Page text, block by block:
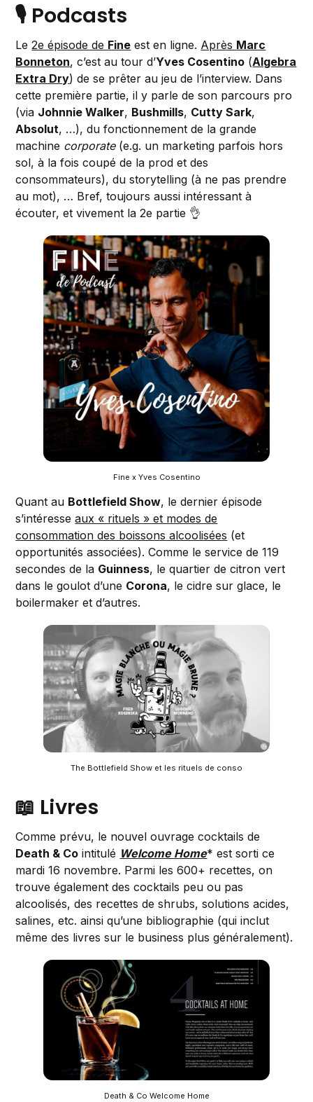
🎙️ Podcasts
Le2e épisode de Fine est en ligne. Après Marc
Bonneton, c’est au tour d’Yves Cosentino (Algebra
Extra Dry) de se prêter au jeu de l’interview. Dans
cette première partie, il y parle de son parcours pro
(via Johnnie Walker, Bushmills, Cutty Sark,
Absolut, …), du fonctionnement de la grande
machine corporate (e.g. un marketing parfois hors
sol, à la fois coupé de la prod et des
consommateurs), du storytelling (à ne pas prendre
au mot), … Bref, toujours aussi intéressant à
écouter, et vivement la 2e partie 👌
Fine x Yves Cosentino
Quant au Bottlefield Show, le dernier épisode
s’intéresseaux « rituels » et modes de
consommation des boissons alcoolisées (et
opportunités associées). Comme le service de 119
secondes de la Guinness, le quartier de citron vert
dans le goulot d’une Corona, le cidre sur glace, le
boilermaker et d’autres.
The Bottlefield Show et les rituels de conso
📖 Livres
Comme prévu, le nouvel ouvrage cocktails de
Death & Co intitulé Welcome Home* est sorti ce
mardi 16 novembre. Parmi les 600+ recettes, on
trouve également des cocktails peu ou pas
alcoolisés, des recettes de shrubs, solutions acides,
salines, etc. ainsi qu’une bibliographie (qui inclut
même des livres sur le business plus généralement).
Death & Co Welcome Home